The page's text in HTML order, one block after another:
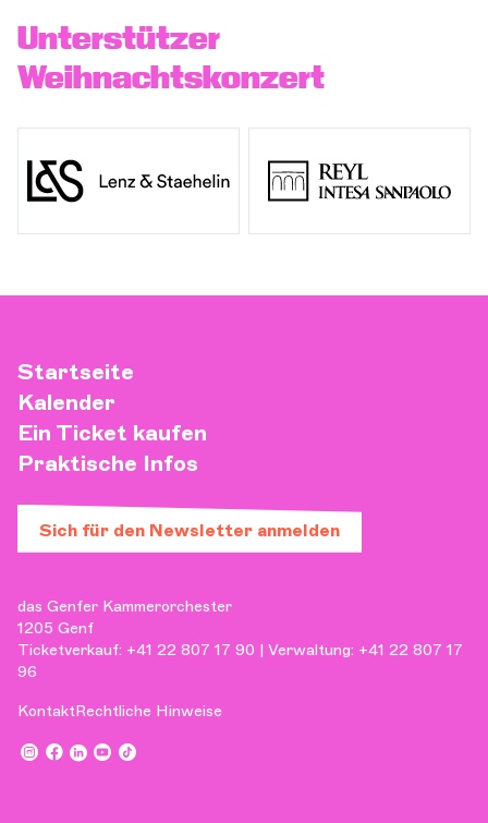
Unterstützer
Weihnachtskonzert
Startseite
Kalender
Ein Ticket kaufen
Praktische Infos
Sich für den Newsletter anmelden
das Genfer Kammerorchester
1205 Genf
Ticketverkauf: +41 22 807 17 90 | Verwaltung: +41 22 807 17
96
KontaktRechtliche Hinweise